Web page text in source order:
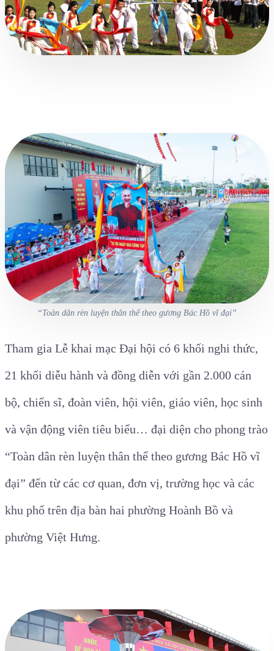
“Toàn dân rèn luyện thân thể theo gương Bác Hồ vĩ đại”
Tham gia Lễ khai mạc Đại hội có 6 khối nghi thức,
21 khối diễu hành và đồng diễn với gần 2.000 cán
bộ, chiến sĩ, đoàn viên, hội viên, giáo viên, học sinh
và vận động viên tiêu biểu… đại diện cho phong trào
“Toàn dân rèn luyện thân thể theo gương Bác Hồ vĩ
đại” đến từ các cơ quan, đơn vị, trường học và các
khu phố trên địa bàn hai phường Hoành Bồ và
phường Việt Hưng.